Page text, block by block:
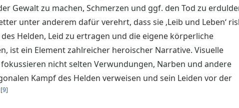
Gewalt zu machen, Schmerzen und ggf. den Tod zu
unter anderem dafür verehrt, dass sie ‚Leib und Leben‘
Helden, Leid zu ertragen und die eigene körperliche
ist ein Element zahlreicher heroischer Narrative. Visuelle
nicht selten Verwundungen, Narben und andere
Kampf des Helden verweisen und sein Leiden vor der
9